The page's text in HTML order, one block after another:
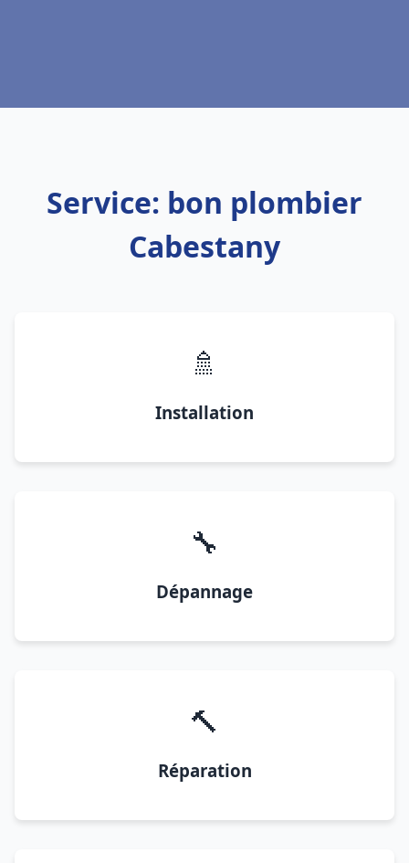
Service: bon plombier
Cabestany
🚿
Installation
🔧
Dépannage
🔨
Réparation